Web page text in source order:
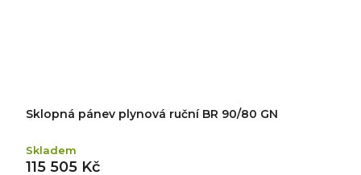
Sklopná pánev plynová ruční BR 90/80 GN
Skladem
115 505 Kč